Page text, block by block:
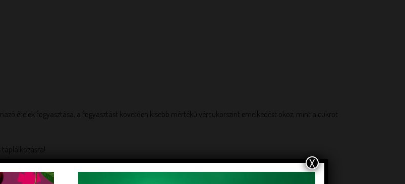
ételek fogyasztása, a fogyasztást követően kisebb mértékű vércukorszint emelkedést okoz, mint a cukrot
X